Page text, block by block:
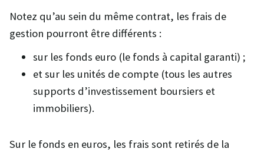
Notez qu’au sein du même contrat, les frais de
gestion pourront être différents :
sur les fonds euro (le fonds à capital garanti) ;
et sur les unités de compte (tous les autres
supports d’investissement boursiers et
immobiliers).
Sur le fonds en euros, les frais sont retirés de la